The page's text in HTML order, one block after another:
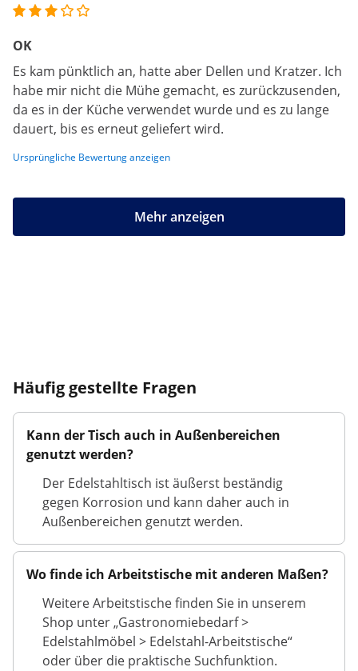
OK
Es kam pünktlich an, hatte aber Dellen und Kratzer. Ich
habe mir nicht die Mühe gemacht, es zurückzusenden,
da es in der Küche verwendet wurde und es zu lange
dauert, bis es erneut geliefert wird.
Ursprüngliche Bewertung anzeigen
Mehr anzeigen
Häufig gestellte Fragen
Kann der Tisch auch in Außenbereichen
genutzt werden?
Der Edelstahltisch ist äußerst beständig
gegen Korrosion und kann daher auch in
Außenbereichen genutzt werden.
Wo finde ich Arbeitstische mit anderen Maßen?
Weitere Arbeitstische finden Sie in unserem
Shop unter „Gastronomiebedarf >
Edelstahlmöbel > Edelstahl-Arbeitstische“
oder über die praktische Suchfunktion.